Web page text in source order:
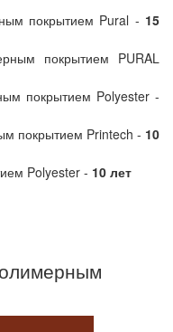
покрытием Pural - 15
покрытием PURAL
покрытием Polyester -
покрытием Printech - 10
Polyester - 10 лет